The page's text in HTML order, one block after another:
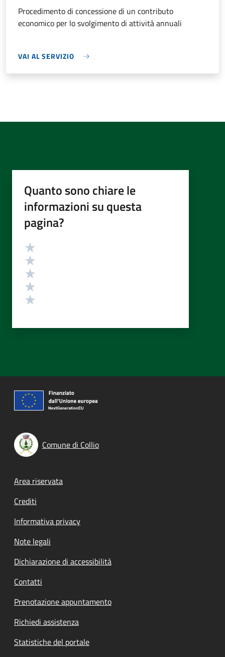
Procedimento di concessione di un contributo
economico per lo svolgimento di attività annuali
VAI AL SERVIZIO
Quanto sono chiare le
informazioni su questa
pagina?
Valutazione
Comune di Collio
Footer menu
Area riservata
Crediti
Informativa privacy
Note legali
Dichiarazione di accessibilità
Contatti
Prenotazione appuntamento
Richiedi assistenza
Statistiche del portale